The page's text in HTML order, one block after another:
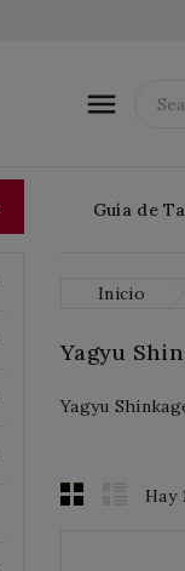

Guía de
Inicio
Yagyu
Yagyu
Hay